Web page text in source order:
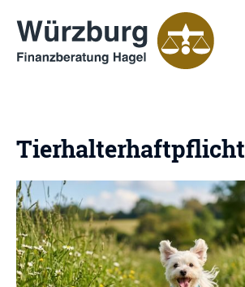
Tierhalterhaftpflicht